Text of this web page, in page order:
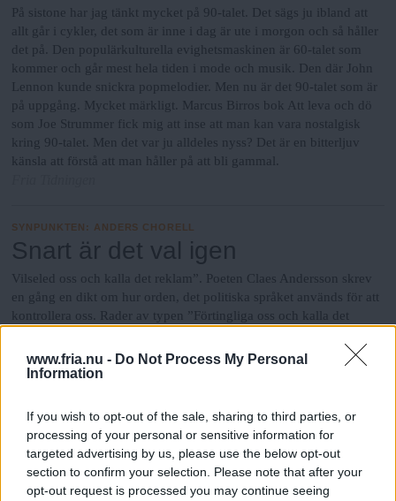
www.fria.nu - Do Not Process My Personal
Information
If you wish to opt-out of the sale, sharing to third parties, or
processing of your personal or sensitive information for
targeted advertising by us, please use the below opt-out
section to confirm your selection. Please note that after your
opt-out request is processed you may continue seeing
På sistone har jag tänkt mycket på 90-talet. Det sägs ju ibland att
allt går i cykler, det som är inne i dag är ute i morgon och så håller
det på. Den populärkulturella evighetsmaskinen är 60-talet som
kommer och går mest hela tiden i mode och musik. Den där John
Lennon kunde snickra popmelodier. Men nu är det 90-talet som är
på uppgång. Mycket märkligt. Marcus Birros bok Att leva och dö
som Joe Strummer fick mig att inse att man kan vara nostalgisk
kring 90-talet. Men det var ju alldeles nyss? Det är en bitterljuv
känsla att förstå att man håller på att bli gammal.
SYNPUNKTEN : ANDERS CHORELL
Snart är det val igen
Vilseled oss och kalla det reklam”. Poeten Claes Andersson skrev
en gång en dikt om hur orden, det politiska språket används för att
kontrollera oss. Rader av typen ”Förtingliga oss och kalla det
förklarar att det viktiga är vad saker och ting kallas. Jag tänker titt
som tätt på den där dikten när jag tar del av mediebruset. Det är ju
så dåliga retoriker. Men ändå, det kan väl inte bara handla om
orden?
Fria Tidningen